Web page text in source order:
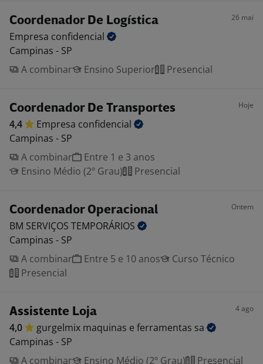
Coordenador De Logística 26 mai
Empresa confidencial
Campinas - SP
A combinar
Ensino Superior Presencial
Coordenador De Transportes Hoje
4,4 Empresa confidencial
Campinas - SP
A combinar
Entre 1 e 3 anos
Ensino Médio (2º Grau)
Presencial
Coordenador Operacional Ontem
BM SERVIÇOS TEMPORÁRIOS
Campinas - SP
A combinar
Entre 5 e 10 anos
Curso Técnico
Presencial
Assistente Loja 4 ago
4,0 gurgelmix maquinas e ferramentas sa
Campinas - SP
A combinar
Ensino Médio (2º Grau) Presencial